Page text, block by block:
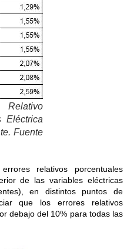
Eléctrica
Fuente
relativos porcentuales
de las variables eléctricas
en distintos puntos de
que los errores relativos
debajo del 10% para todas las